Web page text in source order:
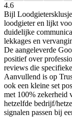
4.6
Bijl
loodgieter en lijkt
duidelijke
lekkages en
De aangeleverde
positief over
reviews die
Aanvullend is op
ook een kleine set
met 100% zekerheid
hetzelfde bedrijf/
signalen passen bij